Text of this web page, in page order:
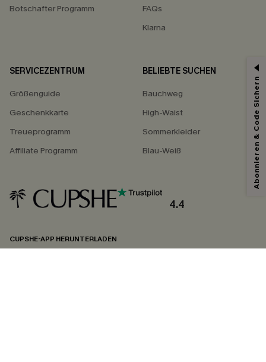
Botschafter Programm
FAQs
Klarna
SERVICEZENTRUM
Größenguide
Geschenkkarte
Treueprogramm
Affiliate Programm
BELIEBTE SUCHEN
Bauchweg
High-Waist
Sommerkleider
Blau-Weiß
4.4
CUPSHE-APP HERUNTERLADEN
Abonnieren & Code Sichern